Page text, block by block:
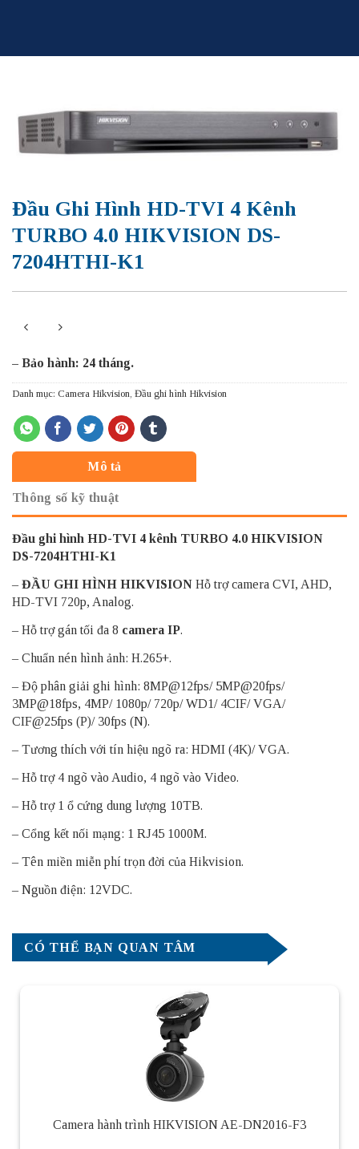
Đầu Ghi Hình HD-TVI 4 Kênh
TURBO 4.0 HIKVISION DS-
7204HTHI-K1
– Bảo hành: 24 tháng.
Danh mục: Camera Hikvision Đầu ghi hình Hikvision
Mô tả
Thông số kỹ thuật
Đầu ghi hình HD-TVI 4 kênh TURBO 4.0 HIKVISION
DS-7204HTHI-K1
– ĐẦU GHI HÌNH HIKVISION Hỗ trợ camera CVI, AHD,
HD-TVI 720p, Analog.
– Hỗ trợ gán tối đa 8 camera IP.
– Chuẩn nén hình ảnh: H.265+.
– Độ phân giải ghi hình: 8MP@12fps/ 5MP@20fps/
3MP@18fps, 4MP/ 1080p/ 720p/ WD1/ 4CIF/ VGA/
CIF@25fps (P)/ 30fps (N).
– Tương thích với tín hiệu ngõ ra: HDMI (4K)/ VGA.
– Hỗ trợ 4 ngõ vào Audio, 4 ngõ vào Video.
– Hỗ trợ 1 ổ cứng dung lượng 10TB.
– Cổng kết nối mạng: 1 RJ45 1000M.
– Tên miền miễn phí trọn đời của Hikvision.
– Nguồn điện: 12VDC.
CÓ THỂ BẠN QUAN TÂM
Camera hành trình HIKVISION AE-DN2016-F3